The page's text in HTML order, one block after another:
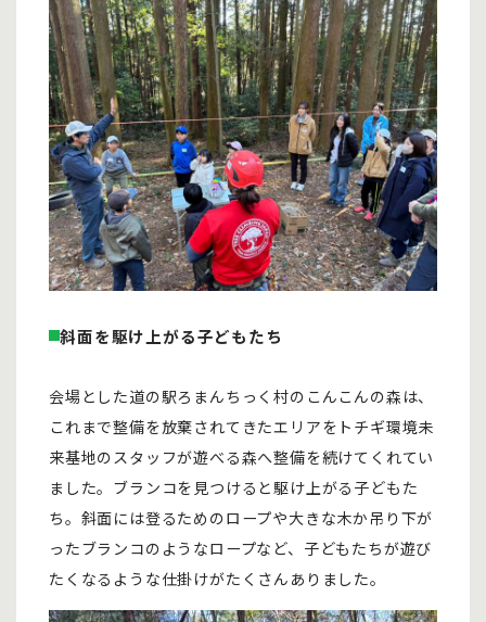
斜面を駆け上がる子どもたち
会場とした道の駅ろまんちっく村のこんこんの森は、
これまで整備を放棄されてきたエリアをトチギ環境未
来基地のスタッフが遊べる森へ整備を続けてくれてい
ました。ブランコを見つけると駆け上がる子どもた
ち。斜面には登るためのロープや大きな木か吊り下が
ったブランコのようなロープなど、子どもたちが遊び
たくなるような仕掛けがたくさんありました。